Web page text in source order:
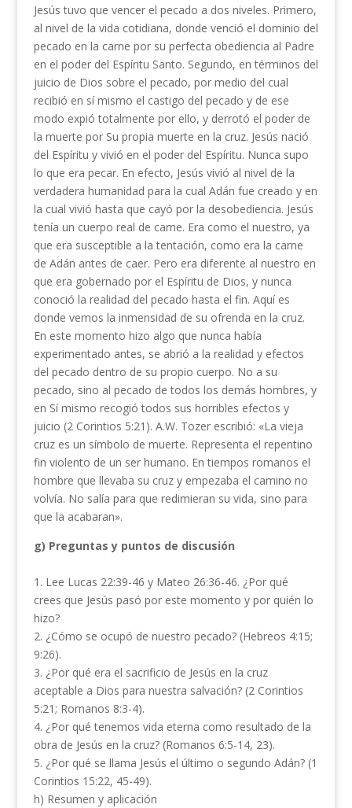
Jesús tuvo que vencer el pecado a dos niveles. Primero,
al nivel de la vida cotidiana, donde venció el dominio del
pecado en la carne por su perfecta obediencia al Padre
en el poder del Espíritu Santo. Segundo, en términos del
juicio de Dios sobre el pecado, por medio del cual
recibió en sí mismo el castigo del pecado y de ese
modo expió totalmente por ello, y derrotó el poder de
la muerte por Su propia muerte en la cruz. Jesús nació
del Espíritu y vivió en el poder del Espíritu. Nunca supo
lo que era pecar. En efecto, Jesús vivió al nivel de la
verdadera humanidad para la cual Adán fue creado y en
la cual vivió hasta que cayó por la desobediencia. Jesús
tenía un cuerpo real de carne. Era como el nuestro, ya
que era susceptible a la tentación, como era la carne
de Adán antes de caer. Pero era diferente al nuestro en
que era gobernado por el Espíritu de Dios, y nunca
conoció la realidad del pecado hasta el fin. Aquí es
donde vemos la inmensidad de su ofrenda en la cruz.
En este momento hizo algo que nunca había
experimentado antes, se abrió a la realidad y efectos
del pecado dentro de su propio cuerpo. No a su
pecado, sino al pecado de todos los demás hombres, y
en Sí mismo recogió todos sus horribles efectos y
juicio (2 Corintios 5:21). A.W. Tozer escribió: «La vieja
cruz es un símbolo de muerte. Representa el repentino
fin violento de un ser humano. En tiempos romanos el
hombre que llevaba su cruz y empezaba el camino no
volvía. No salía para que redimieran su vida, sino para
que la acabaran».
g) Preguntas y puntos de discusión
1. Lee Lucas 22:39-46 y Mateo 26:36-46. ¿Por qué
crees que Jesús pasó por este momento y por quién lo
hizo?
2. ¿Cómo se ocupó de nuestro pecado? (Hebreos 4:15;
9:26).
3. ¿Por qué era el sacrificio de Jesús en la cruz
aceptable a Dios para nuestra salvación? (2 Corintios
5:21; Romanos 8:3-4).
4. ¿Por qué tenemos vida eterna como resultado de la
obra de Jesús en la cruz? (Romanos 6:5-14, 23).
5. ¿Por qué se llama Jesús el último o segundo Adán? (1
Corintios 15:22, 45-49).
h) Resumen y aplicación